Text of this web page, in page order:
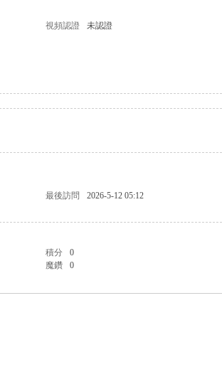
視頻認證 未認證
最後訪問 2026-5-12 05:12
積分 0
魔鑽 0